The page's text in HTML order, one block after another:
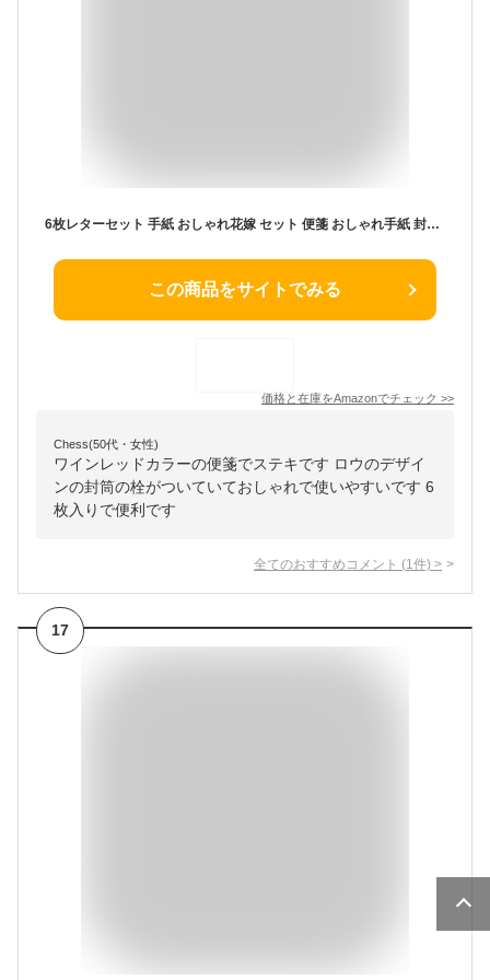
6枚レターセット 手紙 おしゃれ花嫁 セット 便箋 おしゃれ手紙 封筒プロポーズ 羽根金便箋,メッセージカード適用します母の日、クリスマス、誕生日の宴会、花嫁式の招待状、卒業の招待状、子供の百日の宴 (6枚麻布ワインレッド)
この商品をサイトでみる
価格と在庫をAmazonでチェック >>
Chess(50代・女性)
ワインレッドカラーの便箋でステキです ロウのデザイ
ンの封筒の栓がついていておしゃれで使いやすいです 6
枚入りで便利です
全てのおすすめコメント (1 件) >
17